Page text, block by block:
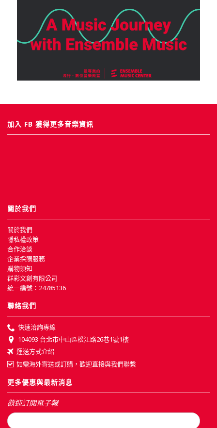
加入 FB 獲得更多音樂資訊
關於我們
關於我們
隱私權政策
合作洽談
企業採購服務
購物須知
群彩文創有限公司
統一編號：24785136
聯絡我們
快速洽詢專線
104093 台北市中山區松江路26巷1號1樓
運送方式介紹
如需海外寄送或訂購，歡迎直接與我們聯繫
更多優惠與最新消息
歡迎訂閱電子報